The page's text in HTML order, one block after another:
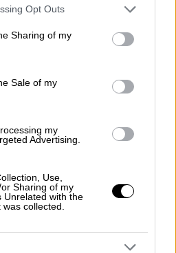
app uses one or more Google
behaviour. You may click to
and its third-party tags to
purposes in below Google
Opt Outs
Sharing of my
Sale of my
my
Advertising.
Use,
Sharing of my
Unrelated with the
collected.
που έκανε δεκτή
πρόταση.
θα αποφανθεί εάν
για την άσκηση
το Συμβούλιο
για το αίτημα
Αλέξανδρου
όρους, ενώ
πρόταση του
του δικαστικού